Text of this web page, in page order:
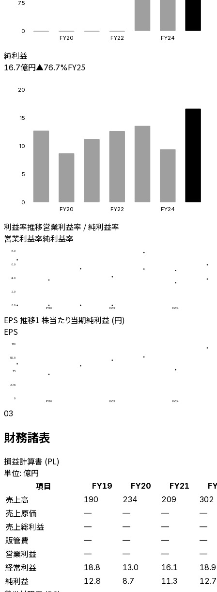
0
7.5
FY20 FY22 FY24
純利益
16.7億円▲76.7%FY25
0
5
10
15
20
FY20 FY22 FY24
利益率推移営業利益率 / 純利益率
営業利益率純利益率
0.0
2.0
4.0
6.0
8.0
FY20 FY22 FY24
EPS 推移1 株当たり当期純利益 (円)
EPS
0
37.5
75
112.5
150
FY20 FY22 FY24
03
財務諸表
損益計算書 (PL)
単位: 億円
項目
FY19 FY20 FY21
売上高 190 234 209 302
売上原価 — — — —
売上総利益 — — — —
販管費 — — — —
営業利益 — — — —
経常利益 18.8 13.0 16.1 18.9
純利益 12.8 8.7 11.3 12.7